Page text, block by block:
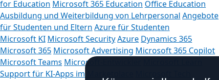
for Education Microsoft 365 Education Office Education
Ausbildung und Weiterbildung von Lehrpersonal Angebote
für Studenten und Eltern Azure für Studenten
Microsoft KI Microsoft SecurityAzure Dynamics 365
Microsoft 365 Microsoft Advertising Microsoft 365 Copilot
Microsoft Teams Microsoft-Entwickler
Support für KI-Apps im Marketplace